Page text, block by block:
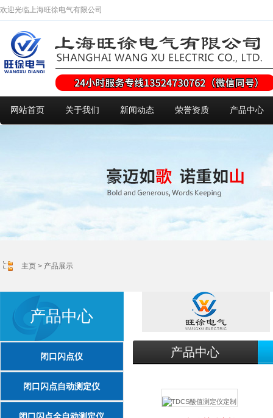
欢迎光临上海旺徐电气有限公司
网站首页 关于我们 新闻动态 荣誉资质 产品中心
主页 > 产品展示
产品中心
闭口闪点仪
闭口闪点自动测定仪
产品中心